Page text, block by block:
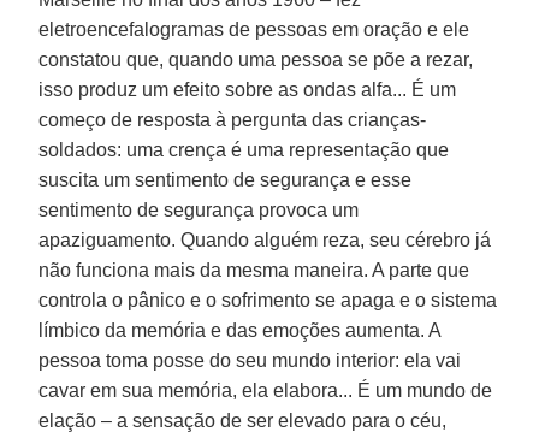
eletroencefalogramas de pessoas em oração e ele
constatou que, quando uma pessoa se põe a rezar,
isso produz um efeito sobre as ondas alfa... É um
começo de resposta à pergunta das crianças-
soldados: uma crença é uma representação que
suscita um sentimento de segurança e esse
sentimento de segurança provoca um
apaziguamento. Quando alguém reza, seu cérebro já
não funciona mais da mesma maneira. A parte que
controla o pânico e o sofrimento se apaga e o sistema
límbico da memória e das emoções aumenta. A
pessoa toma posse do seu mundo interior: ela vai
cavar em sua memória, ela elabora... É um mundo de
elação – a sensação de ser elevado para o céu,